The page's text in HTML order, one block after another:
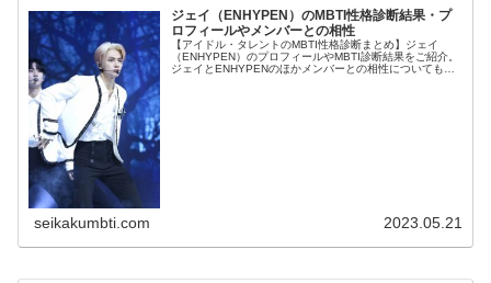
ジェイ（ENHYPEN）のMBTI性格診断結果・プ
ロフィールやメンバーとの相性
【アイドル・タレントのMBTI性格診断まとめ】ジェイ
（ENHYPEN）のプロフィールやMBTI診断結果をご紹介。
ジェイとENHYPENのほかメンバーとの相性についても紹
seikakumbti.com 2023.05.21